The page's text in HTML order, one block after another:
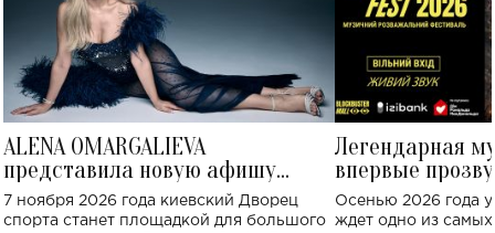
ALENA OMARGALIEVA
представила новую афишу
большого концерта во Дворце
спорта
7 ноября 2026 года киевский Дворец
спорта станет площадкой для большого
Легендарная
впервые
Украине: где
Осенью 2026 года
ждет одно из